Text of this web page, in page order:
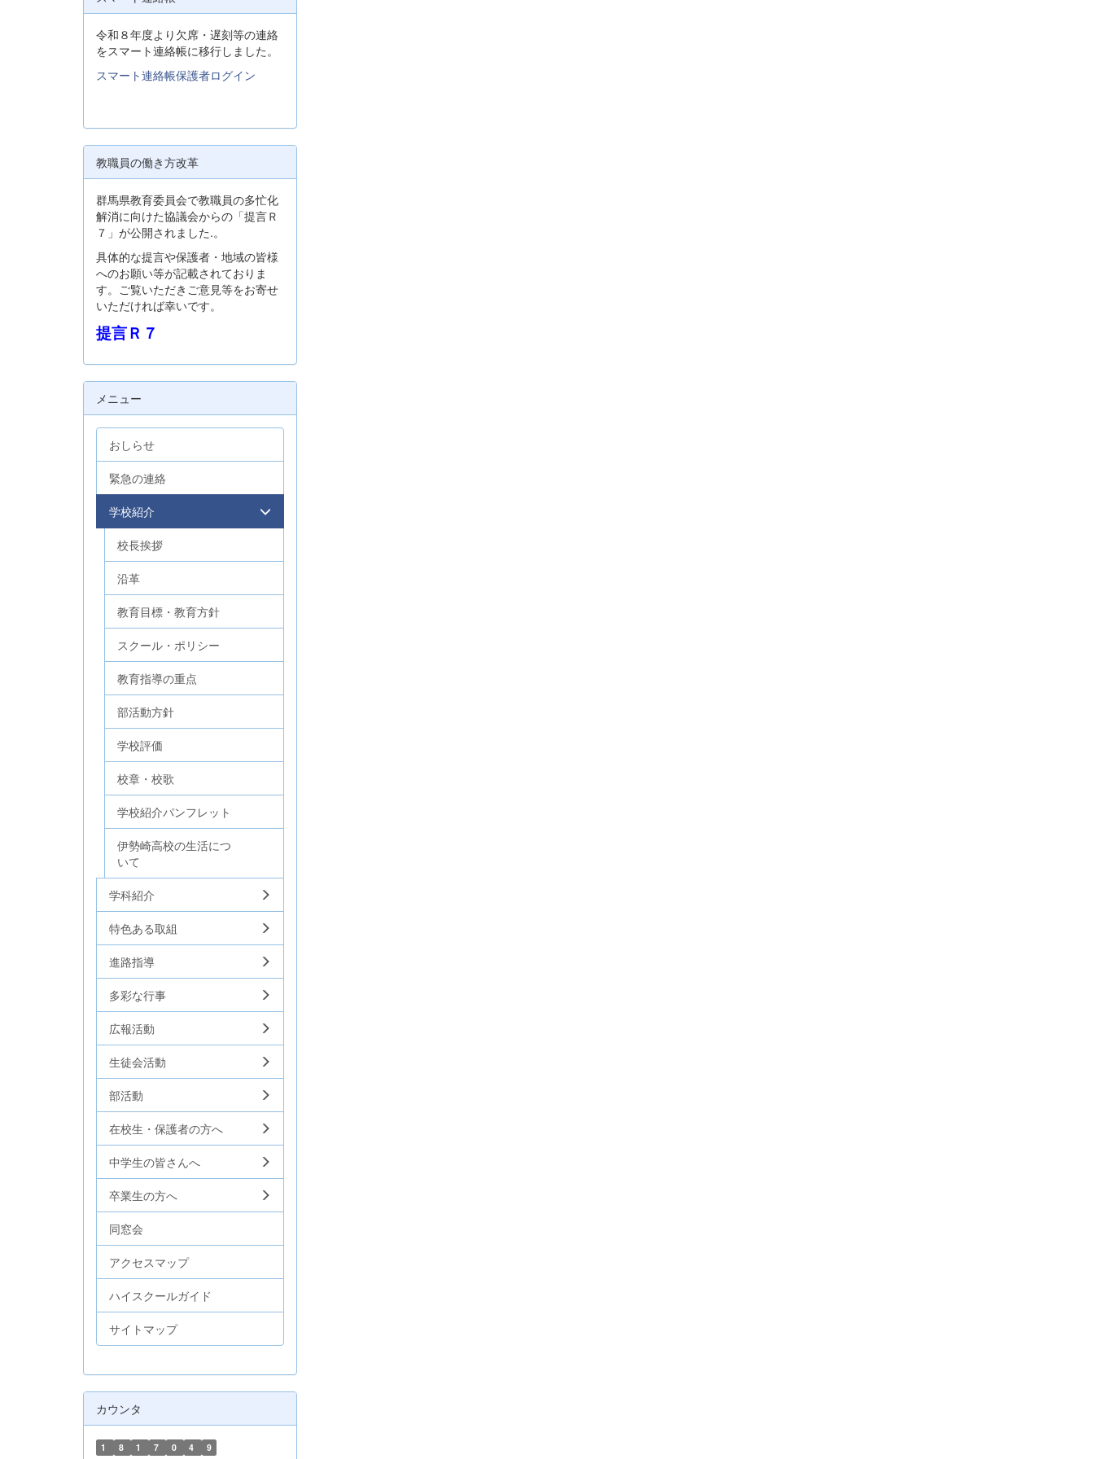
令和８年度より欠席・遅刻等の連絡
をスマート連絡帳に移行しました。
スマート連絡帳保護者ログイン
教職員の働き方改革
群馬県教育委員会で教職員の多忙化
解消に向けた協議会からの「提言Ｒ
７」が公開されました.。
具体的な提言や保護者・地域の皆様
へのお願い等が記載されておりま
す。ご覧いただきご意見等をお寄せ
いただければ幸いです。
提言Ｒ７
メニュー
おしらせ
緊急の連絡
学校紹介
校長挨拶
沿革
教育目標・教育方針
スクール・ポリシー
教育指導の重点
部活動方針
学校評価
校章・校歌
学校紹介パンフレット
伊勢崎高校の生活につ
いて
学科紹介
特色ある取組
進路指導
多彩な行事
広報活動
生徒会活動
部活動
在校生・保護者の方へ
中学生の皆さんへ
卒業生の方へ
同窓会
アクセスマップ
ハイスクールガイド
サイトマップ
カウンタ
1 8 1 7 0 4 9